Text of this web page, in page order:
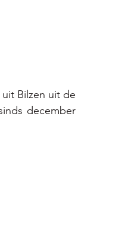
uit Bilzen uit de
december